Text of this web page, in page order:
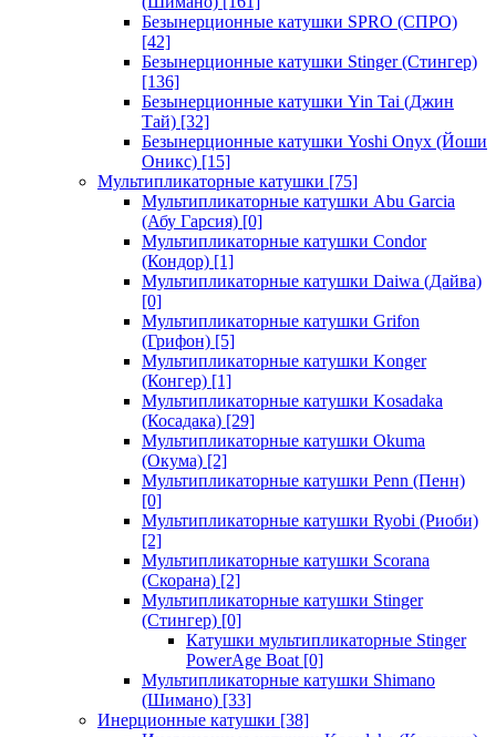
Безынерционные катушки SPRO (СПРО)
[42]
Безынерционные катушки Stinger (Стингер)
[136]
Безынерционные катушки Yin Tai (Джин
Тай) [32]
Безынерционные катушки Yoshi Onyx (Йоши
Оникс) [15]
Мультипликаторные катушки [75]
Мультипликаторные катушки Abu Garcia
(Абу Гарсия) [0]
Мультипликаторные катушки Condor
(Кондор) [1]
Мультипликаторные катушки Daiwa (Дайва)
[0]
Мультипликаторные катушки Grifon
(Грифон) [5]
Мультипликаторные катушки Konger
(Конгер) [1]
Мультипликаторные катушки Kosadaka
(Косадака) [29]
Мультипликаторные катушки Okuma
(Окума) [2]
Мультипликаторные катушки Penn (Пенн)
[0]
Мультипликаторные катушки Ryobi (Риоби)
[2]
Мультипликаторные катушки Scorana
(Скорана) [2]
Мультипликаторные катушки Stinger
(Стингер) [0]
Катушки мультипликаторные Stinger
PowerAge Boat [0]
Мультипликаторные катушки Shimano
(Шимано) [33]
Инерционные катушки [38]